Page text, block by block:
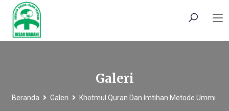
Galeri
Beranda Galeri Khotmul Quran Dan Imtihan Metode Ummi